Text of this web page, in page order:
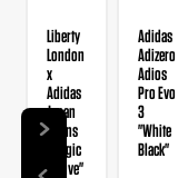
Liberty
London
x
Adidas
Japan
Wmns
"Magic
Mauve"
Adidas
Adizero
Adios
Pro Evo
3
"White
Black"